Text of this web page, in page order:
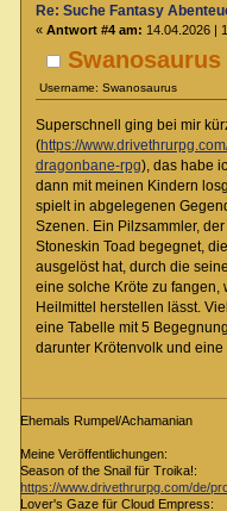
Swanosaurus
Username: Swanosaurus
Re: Suche Fantasy
« Antwort #4 am: 14.04.2026 |
Superschnell ging bei mir
(https://
dragonbane-rpg), das habe
dann mit meinen Kindern
spielt in abgelegenen
Szenen. Ein Pilzsammler,
Stoneskin Toad begegnet,
ausgelöst hat, durch die
eine solche Kröte zu fangen,
Heilmittel herstellen lässt.
eine Tabelle mit 5
darunter Krötenvolk und
Ehemals Rumpel/Achamanian
Meine Veröffentlichungen:
Season of the Snail für Troika!:
https://www.drivethrurpg.com/de/
Lover's Gaze für Cloud Empress: